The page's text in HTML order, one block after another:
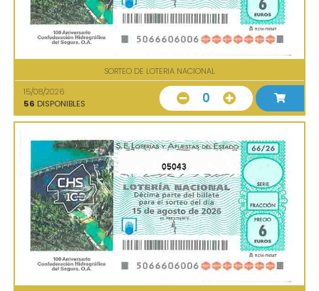
SORTEO DE LOTERIA NACIONAL
15/08/2026
56 DISPONIBLES 0
05043